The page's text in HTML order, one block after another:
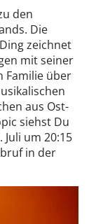
den
Die
zeichnet
mit seiner
Familie über
aus Ost-
siehst Du
Juli um 20:15
in der